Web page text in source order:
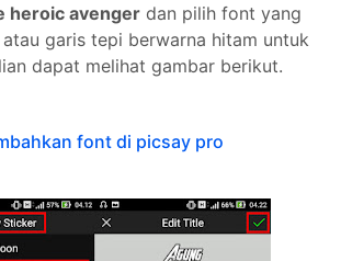
heroic avenger dan pilih font yang
atau garis tepi berwarna hitam untuk
dapat melihat gambar berikut.
font di picsay pro